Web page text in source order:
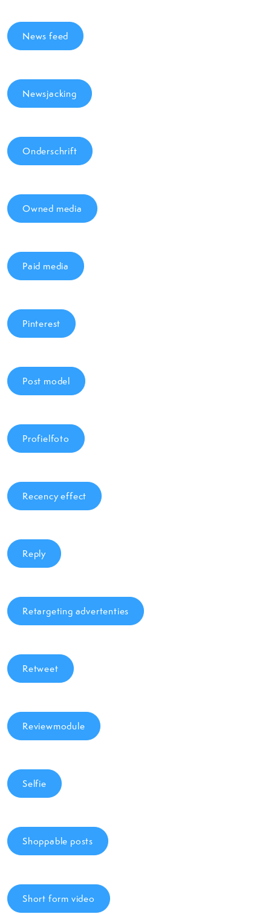
News feed
Newsjacking
Onderschrift
Owned media
Paid media
Pinterest
Post model
Profielfoto
Recency effect
Reply
Retargeting advertenties
Retweet
Reviewmodule
Selfie
Shoppable posts
Short form video